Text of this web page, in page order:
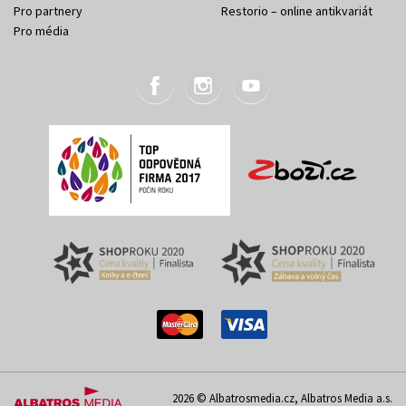
Pro partnery
Pro média
Restorio – online antikvariát
2026 © Albatrosmedia.cz, Albatros Media a.s.